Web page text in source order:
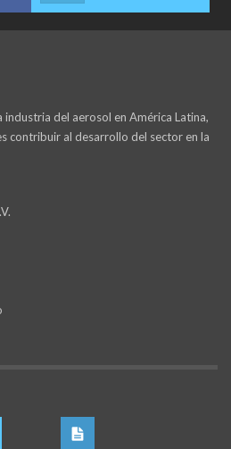
industria del aerosol en América Latina,
contribuir al desarrollo del sector en la